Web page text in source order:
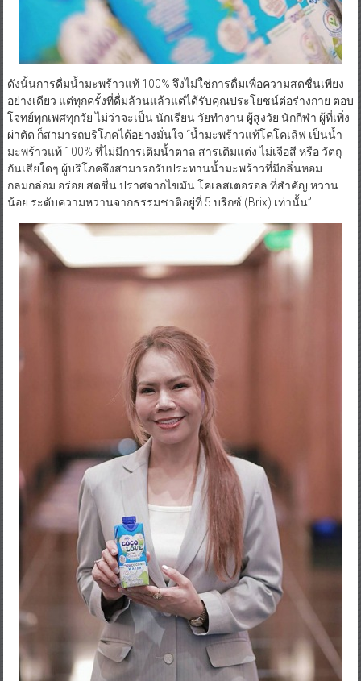
ดังนั้นการดื่มน้ำมะพร้าวแท้ 100% จึงไม่ใช่การดื่มเพื่อความสดชื่นเพียง
อย่างเดียว แต่ทุกครั้งที่ดื่มล้วนแล้วแต่ได้รับคุณประโยชน์ต่อร่างกาย ตอบ
โจทย์ทุกเพศทุกวัย ไม่ว่าจะเป็น นักเรียน วัยทำงาน ผู้สูงวัย นักกีฬา ผู้ที่เพิ่ง
ผ่าตัด ก็สามารถบริโภคได้อย่างมั่นใจ “น้ำมะพร้าวแท้โคโคเลิฟ เป็นน้ำ
มะพร้าวแท้ 100% ที่ไม่มีการเติมน้ำตาล สารเติมแต่ง ไม่เจือสี หรือ วัตถุ
กันเสียใดๆ ผู้บริโภคจึงสามารถรับประทานน้ำมะพร้าวที่มีกลิ่นหอม
กลมกล่อม อร่อย สดชื่น ปราศจากไขมัน โคเลสเตอรอล ที่สำคัญ หวาน
น้อย ระดับความหวานจากธรรมชาติอยู่ที่ 5 บริกซ์ (Brix) เท่านั้น”